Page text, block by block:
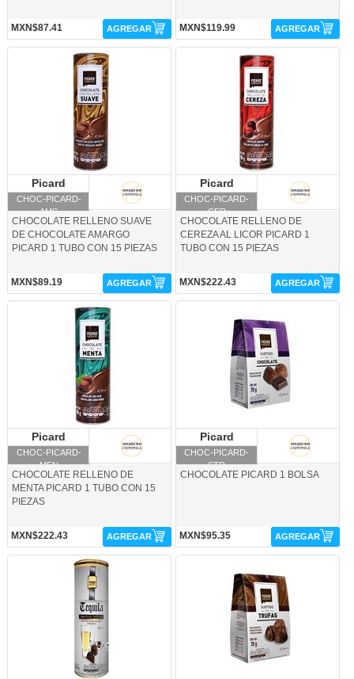
MXN$87.41 AGREGAR MXN$119.99 AGREGAR
CHOC-PICARD-AMS-Picard
Picard
CHOC-PICARD-
AMS
CHOCOLATE RELLENO SUAVE
DE CHOCOLATE AMARGO
PICARD 1 TUBO CON 15 PIEZAS
MXN$89.19 AGREGAR
CHOC-PICARD-CER-Picard
Picard
CHOC-PICARD-
CER
CHOCOLATE RELLENO DE
CEREZA AL LICOR PICARD 1
TUBO CON 15 PIEZAS
MXN$222.43 AGREGAR
CHOC-PICARD-MEN-Picard
Picard
CHOC-PICARD-
MEN
CHOCOLATE RELLENO DE
MENTA PICARD 1 TUBO CON 15
PIEZAS
MXN$222.43 AGREGAR
Picard
CHOC-PICARD-
STD
CHOCOLATE PICARD 1 BOLSA
MXN$95.35 AGREGAR
CHOC-PICARD-TEQ-Picard